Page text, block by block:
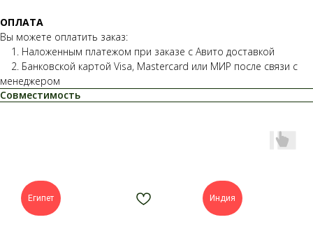
ОПЛАТА
Вы можете оплатить заказ:
1. Наложенным платежом при заказе с Авито доставкой
2. Банковской картой Visa, Mastercard или МИР после связи с
менеджером
Совместимость
Египет Индия